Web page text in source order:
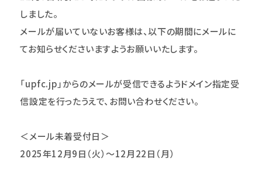
しました。
メールが届いていないお客様は、以下の期間にメールに
てお知らせくださいますようお願いいたします。
「upfc.jp」からのメールが受信できるようドメイン指定受
信設定を行ったうえで、お問い合わせください。
＜メール未着受付日＞
2025年12月9日（火）～12月22日（月）